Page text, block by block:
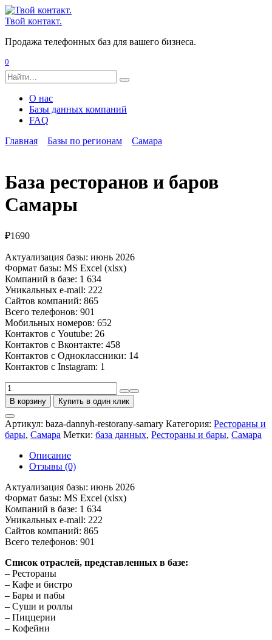
Перейти
к
Твой контакт.
Продажа телефонных баз для вашего бизнеса.
0
Search
for:
О нас
Базы данных компаний
FAQ
Главная
Базы по регионам Самара
База ресторанов и баров
Самары
₽1690
Актуализация базы: июнь 2026
Формат базы: MS Excel (xlsx)
Компаний в базе: 1 634
Уникальных e-mail: 222
Сайтов компаний: 865
Всего телефонов: 901
Мобильных номеров: 652
Контактов с Youtube: 26
Контактов с Вконтакте: 458
Контактов с Одноклассники: 14
Контактов с Instagram: 1
Количество
товара
База
ресторанов
и
баров
Самары
В корзину Купить в один клик
Артикул: baza-dannyh-restorany-samary Категория: Рестораны и
бары, Самара Метки: база данных, Рестораны и бары, Самара
Описание
Отзывы (0)
Актуализация базы: июнь 2026
Формат базы: MS Excel (xlsx)
Компаний в базе: 1 634
Уникальных e-mail: 222
Сайтов компаний: 865
Всего телефонов: 901
Список отраслей, представленных в базе:
– Рестораны
– Кафе и бистро
– Бары и пабы
– Суши и роллы
– Пиццерии
– Кофейни